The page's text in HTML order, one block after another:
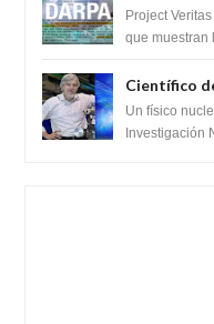
muestran
SARS-
Project
que muestran
Científico
ayudado
prueba del
Un físico
Investigación